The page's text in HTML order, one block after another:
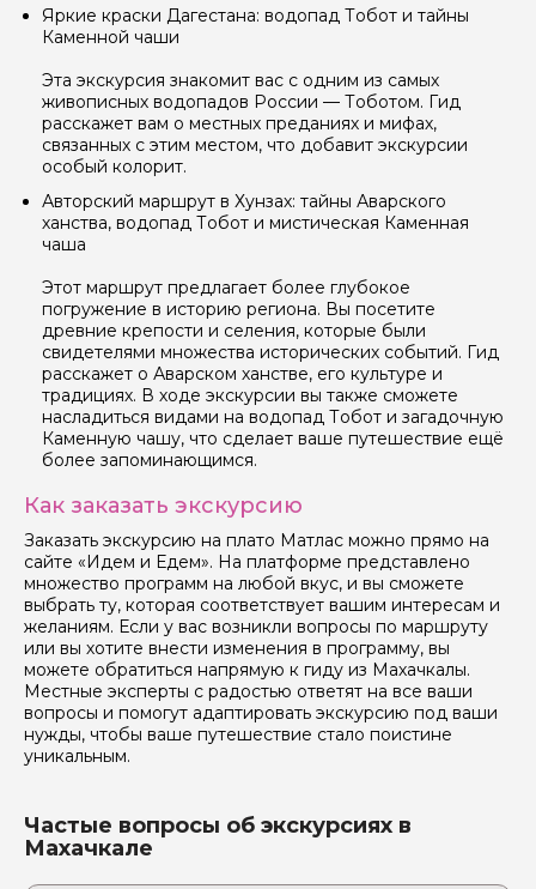
Яркие краски Дагестана: водопад Тобот и тайны
Каменной чаши
Эта экскурсия знакомит вас с одним из самых
живописных водопадов России — Тоботом. Гид
расскажет вам о местных преданиях и мифах,
связанных с этим местом, что добавит экскурсии
особый колорит.
Авторский маршрут в Хунзах: тайны Аварского
ханства, водопад Тобот и мистическая Каменная
чаша
Этот маршрут предлагает более глубокое
погружение в историю региона. Вы посетите
древние крепости и селения, которые были
свидетелями множества исторических событий. Гид
расскажет о Аварском ханстве, его культуре и
традициях. В ходе экскурсии вы также сможете
насладиться видами на водопад Тобот и загадочную
Каменную чашу, что сделает ваше путешествие ещё
более запоминающимся.
Как заказать экскурсию
Заказать экскурсию на плато Матлас можно прямо на
сайте «Идем и Едем». На платформе представлено
множество программ на любой вкус, и вы сможете
выбрать ту, которая соответствует вашим интересам и
желаниям. Если у вас возникли вопросы по маршруту
или вы хотите внести изменения в программу, вы
можете обратиться напрямую к гиду из Махачкалы.
Местные эксперты с радостью ответят на все ваши
вопросы и помогут адаптировать экскурсию под ваши
нужды, чтобы ваше путешествие стало поистине
уникальным.
Частые вопросы об экскурсиях в
Махачкале
Ваш номер телефона
Вопросы и комментарии
Если у вас есть интересующие вопросы, можете их
задать
Я даю своё согласие на обработку персональных
данных
Отправить